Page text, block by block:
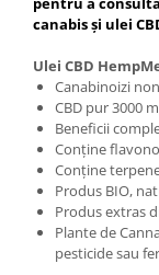
canabis și ulei
Ulei CBD
Canabinoizi
CBD pur 3000
Beneficii
Conține
Conține
Produs BIO,
Produs extras
Plante de
pesticide sau